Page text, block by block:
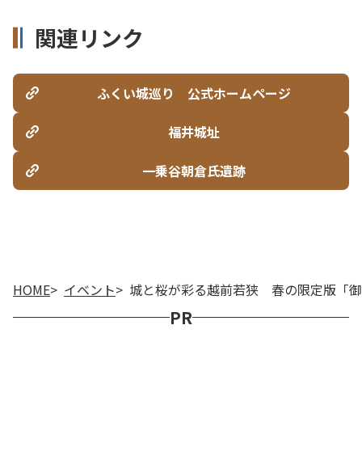
HOME イベント 城と桜が彩る越前若狭 春の限定版「
関連リンク
ふくい城巡り 公式ホームページ
福井城址
一乗谷朝倉氏遺跡
PR